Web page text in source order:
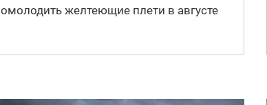
омолодить желтеющие плети в августе